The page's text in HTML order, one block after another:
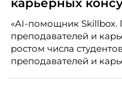
«AI-помощник
преподавателей и
ростом числа
преподавателей и